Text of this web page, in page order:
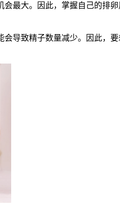
最大。因此，掌握自己的排
导致精子数量减少。因此，